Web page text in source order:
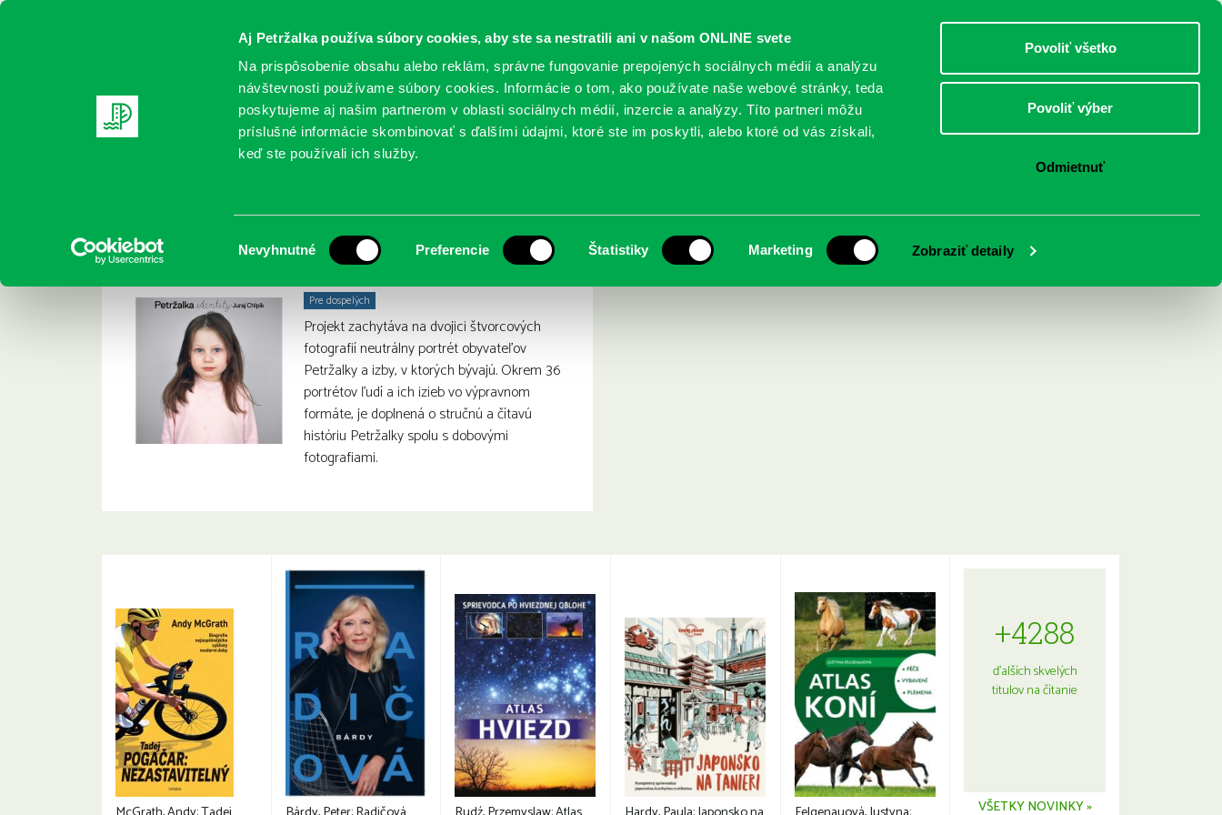
Aj Petržalka používa súbory cookies, aby ste sa nestratili ani v našom ONLINE svete
Na prispôsobenie obsahu alebo reklám, správne fungovanie prepojených sociálnych médií a analýzu
návštevnosti používame súbory cookies. Informácie o tom, ako používate naše webové stránky, teda
poskytujeme aj našim partnerom v oblasti sociálnych médií, inzercie a analýzy. Títo partneri môžu
príslušné informácie skombinovať s ďalšími údajmi, ktoré ste im poskytli, alebo ktoré od vás získali,
keď ste používali ich služby.
súhlasu
Nevyhnutné Preferencie Štatistiky Marketing Zobraziť detaily
Povoliť všetko
Povoliť výber
Odmietnuť
DOSPELÍ
REGISTRUJTE SA ONLINE KATALÓGY SLUŽBY PODUJATIA POBOČKY O KNIŽNICI
Chlpík, J.: Petržalka identity
Pre dospelých
Projekt zachytáva na dvojici štvorcových
fotografií neutrálny portrét obyvateľov
Petržalky a izby, v ktorých bývajú. Okrem 36
portrétov ľudí a ich izieb vo výpravnom
formáte, je doplnená o stručnú a čítavú
históriu Petržalky spolu s dobovými
fotografiami.
+4288
ďalších skvelých
titulov na čítanie
VŠETKY NOVINKY »